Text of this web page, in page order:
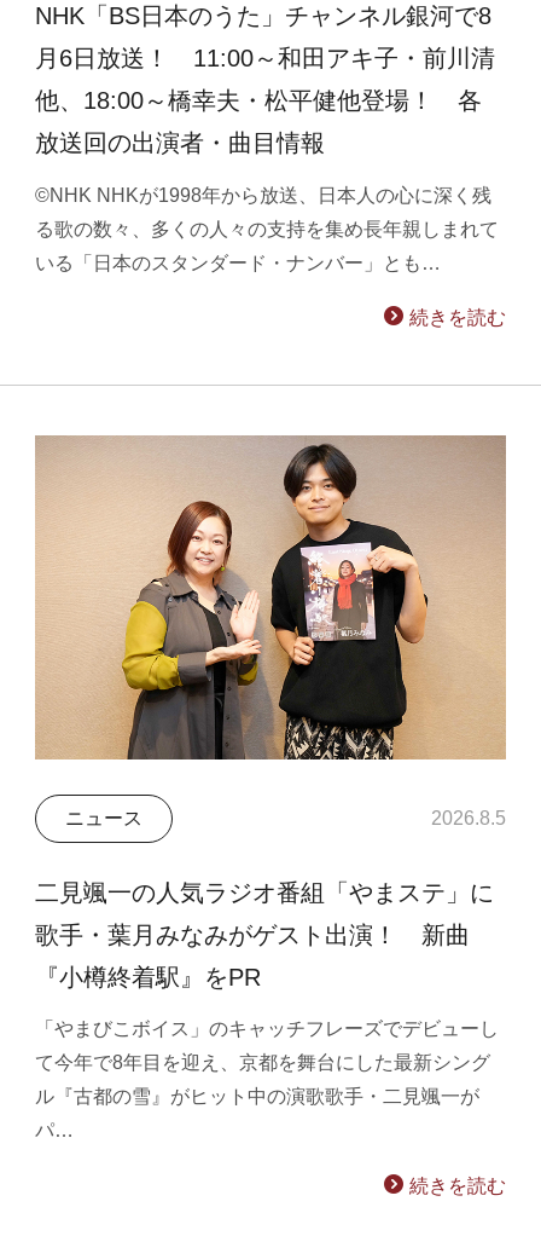
NHK「BS日本のうた」チャンネル銀河で8
月6日放送！ 11:00～和田アキ子・前川清
他、18:00～橋幸夫・松平健他登場！ 各
放送回の出演者・曲目情報
©NHK NHKが1998年から放送、日本人の心に深く残
る歌の数々、多くの人々の支持を集め長年親しまれて
いる「日本のスタンダード・ナンバー」とも…
続きを読む
ニュース 2026.8.5
二見颯一の人気ラジオ番組「やまステ」に
歌手・葉月みなみがゲスト出演！ 新曲
『小樽終着駅』をPR
「やまびこボイス」のキャッチフレーズでデビューし
て今年で8年目を迎え、京都を舞台にした最新シング
ル『古都の雪』がヒット中の演歌歌手・二見颯一が
パ…
続きを読む